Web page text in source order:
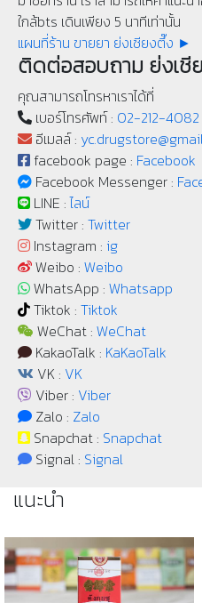
ใกล้bts เดินเพียง 5 นาทีเท่านั้น
แผนที่ร้าน ขายยา ย่งเชียงตึ๊ง ►
ติดต่อสอบถาม ย่งเชี
คุณสามารถโทรหาเราได้ที่
เบอร์โทรศัพท์ : 02-212-4082
อีเมลล์ :
facebook page : Facebook
Facebook Messenger :
LINE :ไลน์
Twitter : Twitter
Instagram : ig
Weibo : Weibo
WhatsApp : Whatsapp
Tiktok : Tiktok
WeChat : WeChat
KakaoTalk : KaKaoTalk
VK : VK
Viber : Viber
Zalo : Zalo
Snapchat : Snapchat
Signal : Signal
แนะนำ